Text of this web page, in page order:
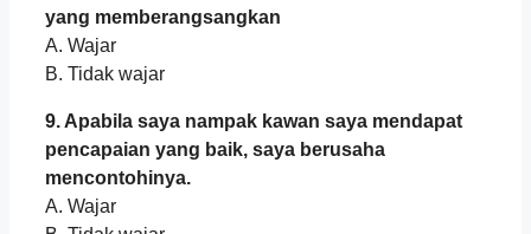
yang memberangsangkan
A. Wajar
B. Tidak wajar
9. Apabila saya nampak kawan saya mendapat
pencapaian yang baik, saya berusaha
mencontohinya.
A. Wajar